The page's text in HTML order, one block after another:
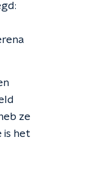
ze
is het